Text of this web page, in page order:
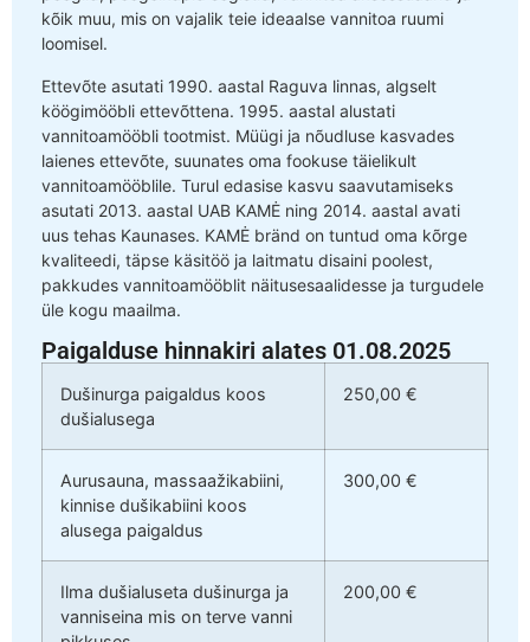
kõik muu, mis on vajalik teie ideaalse vannitoa ruumi
loomisel.
Ettevõte asutati 1990. aastal Raguva linnas, algselt
köögimööbli ettevõttena. 1995. aastal alustati
vannitoamööbli tootmist. Müügi ja nõudluse kasvades
laienes ettevõte, suunates oma fookuse täielikult
vannitoamööblile. Turul edasise kasvu saavutamiseks
asutati 2013. aastal UAB KAMĖ ning 2014. aastal avati
uus tehas Kaunases. KAMĖ bränd on tuntud oma kõrge
kvaliteedi, täpse käsitöö ja laitmatu disaini poolest,
pakkudes vannitoamööblit näitusesaalidesse ja turgudele
üle kogu maailma.
Paigalduse hinnakiri alates 01.08.2025
Dušinurga paigaldus koos
dušialusega
250,00 €
Aurusauna, massaažikabiini,
kinnise dušikabiini koos
alusega paigaldus
300,00 €
Ilma dušialuseta dušinurga ja
vanniseina mis on terve vanni
200,00 €